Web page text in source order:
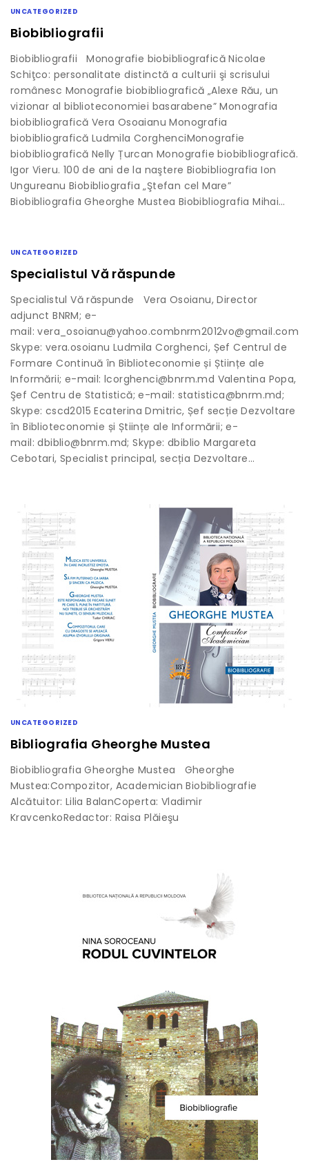
UNCATEGORIZED
Biobibliografii
Biobibliografii Monografie biobibliografică Nicolae
Schiţco: personalitate distinctă a culturii şi scrisului
românesc Monografie biobibliografică „Alexe Rău, un
vizionar al biblioteconomiei basarabene” Monografia
biobibliografică Vera Osoaianu Monografia
biobibliografică Ludmila CorghenciMonografie
biobibliografică Nelly Țurcan Monografie biobibliografică.
Igor Vieru. 100 de ani de la naştere Biobibliografia Ion
Ungureanu Biobibliografia „Ştefan cel Mare”
Biobibliografia Gheorghe Mustea Biobibliografia Mihai…
UNCATEGORIZED
Specialistul Vă răspunde
Specialistul Vă răspunde Vera Osoianu, Director
adjunct BNRM; e-
mail: vera_osoianu@yahoo.combnrm2012vo@gmail.com
Skype: vera.osoianu Ludmila Corghenci, Șef Centrul de
Formare Continuă în Biblioteconomie și Științe ale
Informării; e-mail: lcorghenci@bnrm.md Valentina Popa,
Şef Centru de Statistică; e-mail: statistica@bnrm.md;
Skype: cscd2015 Ecaterina Dmitric, Șef secție Dezvoltare
în Biblioteconomie și Științe ale Informării; e-
mail: dbiblio@bnrm.md; Skype: dbiblio Margareta
Cebotari, Specialist principal, secția Dezvoltare…
UNCATEGORIZED
Bibliografia Gheorghe Mustea
Biobibliografia Gheorghe Mustea Gheorghe
Mustea:Compozitor, Academician Biobibliografie
Alcătuitor: Lilia BalanCoperta: Vladimir
KravcenkoRedactor: Raisa Plăieşu